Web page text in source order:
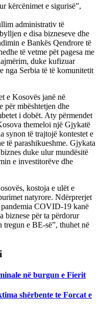
kërcënimet e sigurisë”,
administrativ të
e disa bizneseve dhe
e Bankës Qendrore të
të vetme pët pagesa me
duke kufizuar
nga Serbia të të komunitetit
e Kosovës janë në
për mbështetjen dhe
i dobët. Aty përmendet
themeloi një Gjykatë
synon të trajtojë kontestet e
të parashikueshme. Gjykata
duke ulur mundësitë
e investitorëve dhe
kostoja e ulët e
natyrore. Ndërprerjet
COVID-19 kanë
biznese për ta përdorur
e BE-së”, thuhet në
në burgun e Fierit
shërbente te Forcat e